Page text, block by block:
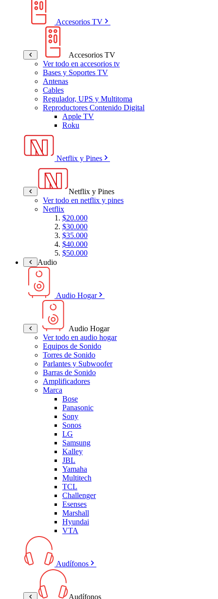
Accesorios TV
Accesorios TV
Ver todo en accesorios tv
Bases y Soportes TV
Antenas
Cables
Regulador, UPS y Multitoma
Reproductores Contenido Digital
Apple TV
Roku
Netflix y Pines
Netflix y Pines
Ver todo en netflix y pines
Netflix
$20.000
$30.000
$35.000
$40.000
$50.000
Audio
Audio Hogar
Audio Hogar
Ver todo en audio hogar
Equipos de Sonido
Torres de Sonido
Parlantes y Subwoofer
Barras de Sonido
Amplificadores
Marca
Bose
Panasonic
Sony
Sonos
LG
Samsung
Kalley
JBL
Yamaha
Multitech
TCL
Challenger
Esenses
Marshall
Hyundai
VTA
Audífonos
Audífonos